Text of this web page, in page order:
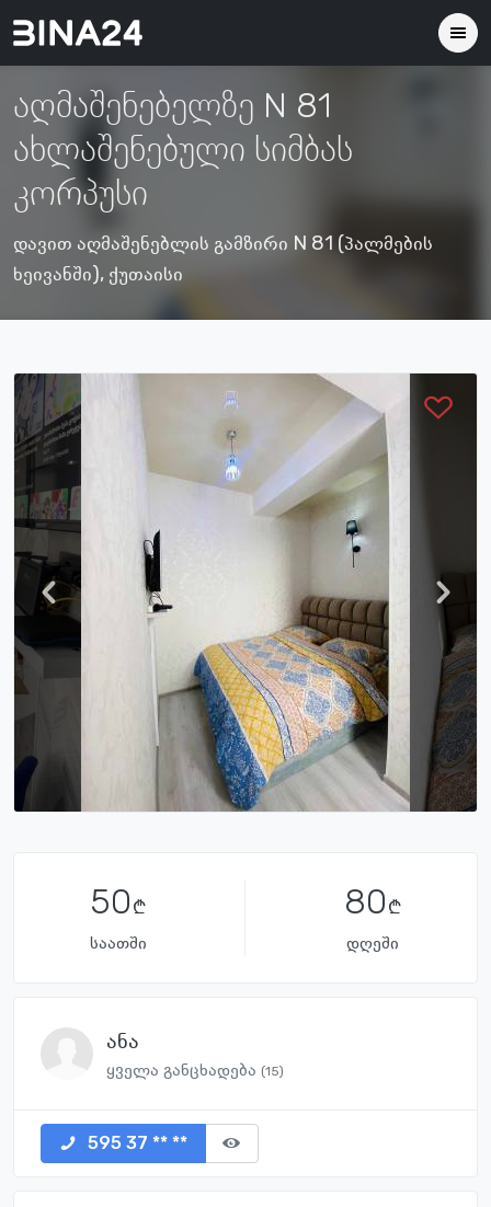
აღმაშენებელზე N 81
ახლაშენებული სიმბას
კორპუსი
დავით აღმაშენებლის გამზირი N 81 (პალმების
ხეივანში), ქუთაისი
50
საათში
80
დღეში
ანა
ყველა განცხადება (15)
595 37 ** **